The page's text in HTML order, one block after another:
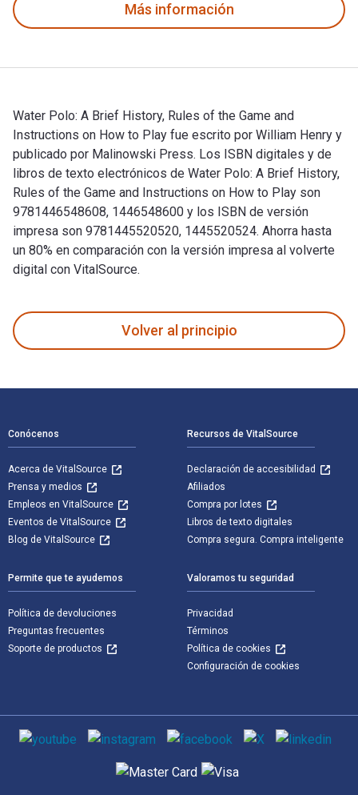
Más información
Water Polo: A Brief History, Rules of the Game and
Instructions on How to Play fue escrito por William Henry y
publicado por Malinowski Press. Los ISBN digitales y de
libros de texto electrónicos de Water Polo: A Brief History,
Rules of the Game and Instructions on How to Play son
9781446548608, 1446548600 y los ISBN de versión
impresa son 9781445520520, 1445520524. Ahorra hasta
un 80% en comparación con la versión impresa al volverte
digital con VitalSource.
Volver al principio
Conócenos
Acerca de VitalSource
Prensa y medios
Empleos en VitalSource
Eventos de VitalSource
Blog de VitalSource
Recursos de VitalSource
Declaración de accesibilidad
Afiliados
Compra por lotes
Libros de texto digitales
Compra segura. Compra inteligente
Permite que te ayudemos
Política de devoluciones
Preguntas frecuentes
Soporte de productos
Valoramos tu seguridad
Privacidad
Términos
Política de cookies
Configuración de cookies
Medios de comunicación social
Métodos de pago admitidos